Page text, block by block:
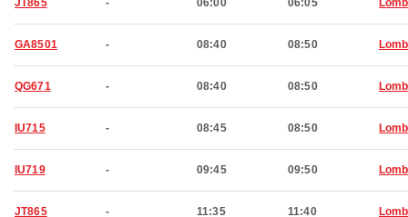
JT865 - 06:00 06:05
GA8501 - 08:40 08:50
QG671 - 08:40 08:50
IU715 - 08:45 08:50
IU719 - 09:45 09:50
JT865 - 11:35 11:40